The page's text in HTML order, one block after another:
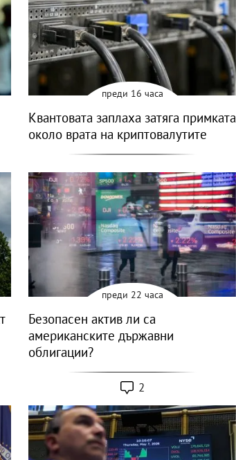
преди 16 часа
Квантовата заплаха затяга примката
около врата на криптовалутите
преди 22 часа
Безопасен актив ли са
американските държавни
облигации?
2